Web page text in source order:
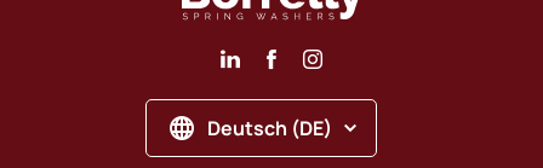
Deutsch (DE)